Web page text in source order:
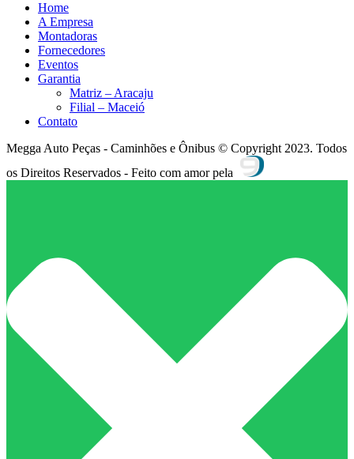
Home
A Empresa
Montadoras
Fornecedores
Eventos
Garantia
Matriz – Aracaju
Filial – Maceió
Contato
Megga Auto Peças - Caminhões e Ônibus © Copyright 2023. Todos
os Direitos Reservados - Feito com amor pela